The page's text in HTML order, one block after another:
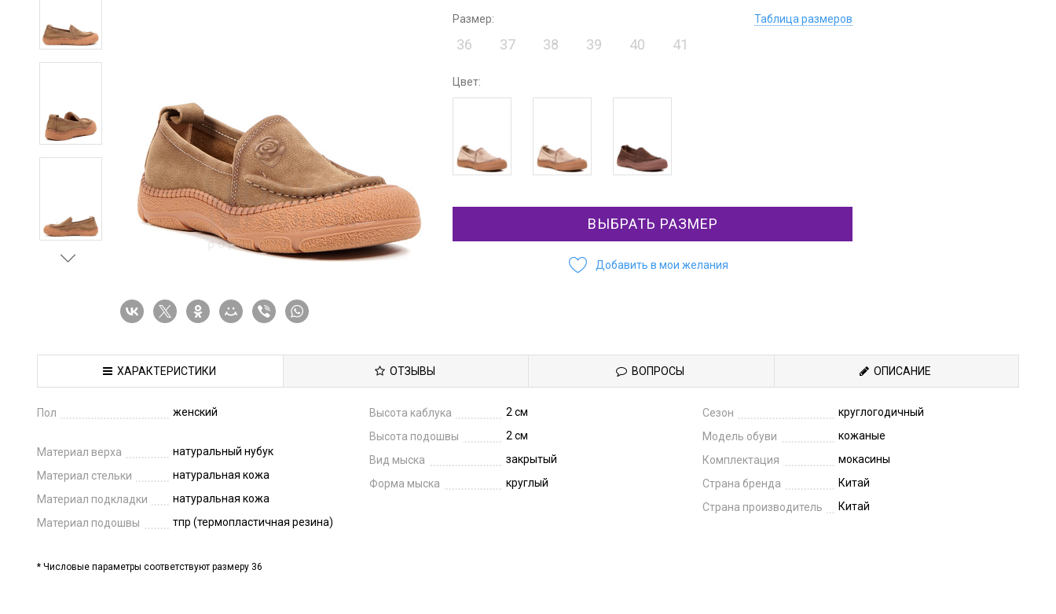
Размер: Таблица размеров
36 37 38 39 40 41
Цвет:
ВЫБРАТЬ РАЗМЕР
Добавить в мои желания
ХАРАКТЕРИСТИКИ ОТЗЫВЫ ВОПРОСЫ ОПИСАНИЕ
Пол женский
Материал верха
натуральный нубук
Материал стельки
натуральная кожа
Материал подкладки
натуральная кожа
Материал подошвы
тпр (термопластичная резина)
Высота каблука
2 см
Высота подошвы
2 см
Вид мыска
закрытый
Форма мыска
круглый
Сезон
круглогодичный
Модель обуви
кожаные
Комплектация
мокасины
Страна бренда
Китай
Страна производитель
Китай
* Числовые параметры соответствуют размеру 36